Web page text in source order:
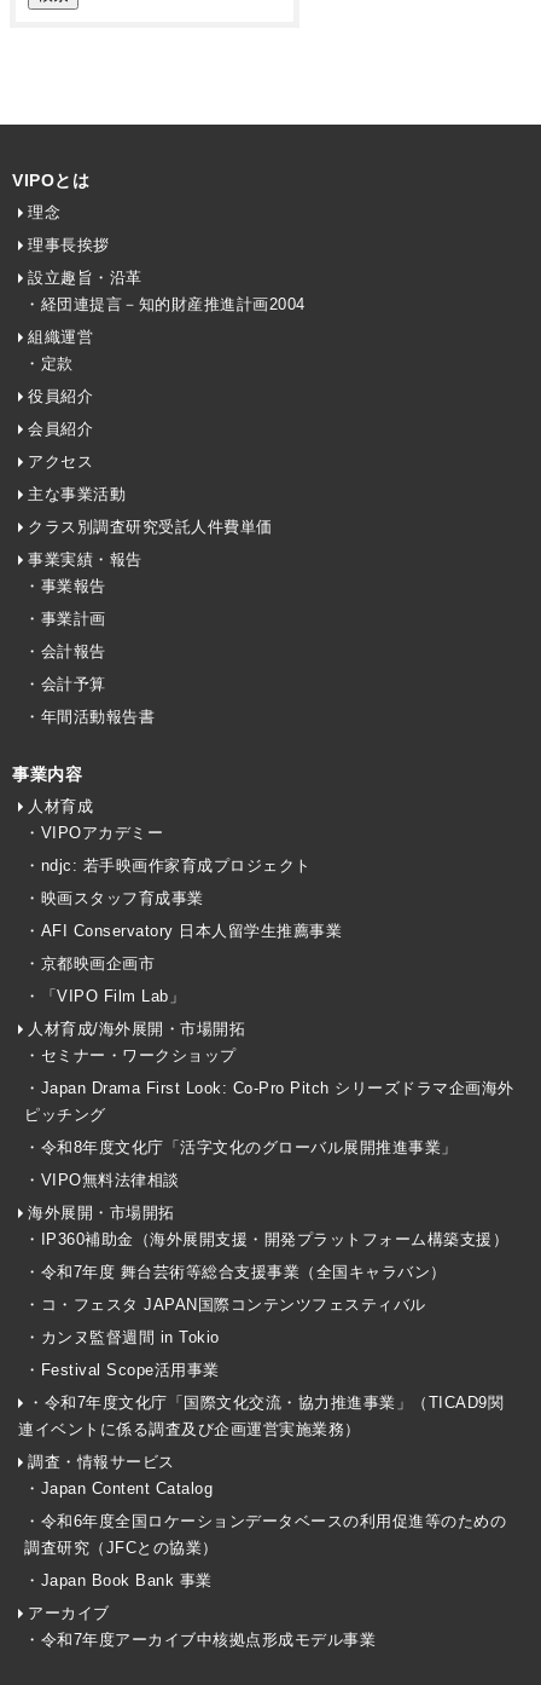
VIPOとは
理念
理事長挨拶
設立趣旨・沿革
・経団連提言－知的財産推進計画2004
組織運営
・定款
役員紹介
会員紹介
アクセス
主な事業活動
クラス別調査研究受託人件費単価
事業実績・報告
・事業報告
・事業計画
・会計報告
・会計予算
・年間活動報告書
事業内容
人材育成
・VIPOアカデミー
・ndjc: 若手映画作家育成プロジェクト
・映画スタッフ育成事業
・AFI Conservatory 日本人留学生推薦事業
・京都映画企画市
・「VIPO Film Lab」
人材育成/海外展開・市場開拓
・セミナー・ワークショップ
・Japan Drama First Look: Co-Pro Pitch シリーズドラマ企画海外
ピッチング
・令和8年度文化庁「活字文化のグローバル展開推進事業」
・VIPO無料法律相談
海外展開・市場開拓
・IP360補助金（海外展開支援・開発プラットフォーム構築支援）
・令和7年度 舞台芸術等総合支援事業（全国キャラバン）
・コ・フェスタ JAPAN国際コンテンツフェスティバル
・カンヌ監督週間 in Tokio
・Festival Scope活用事業
・令和7年度文化庁「国際文化交流・協力推進事業」（TICAD9関
連イベントに係る調査及び企画運営実施業務）
調査・情報サービス
・Japan Content Catalog
・令和6年度全国ロケーションデータベースの利用促進等のための
調査研究（JFCとの協業）
・Japan Book Bank 事業
アーカイブ
・令和7年度アーカイブ中核拠点形成モデル事業